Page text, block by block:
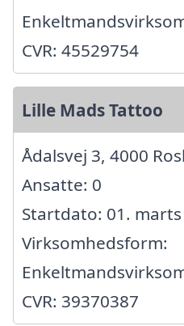
CVR: 45529754
Lille Mads Tattoo
Ådalsvej 3, 4000
Ansatte: 0
Startdato: 01. marts
Virksomhedsform:
CVR: 39370387